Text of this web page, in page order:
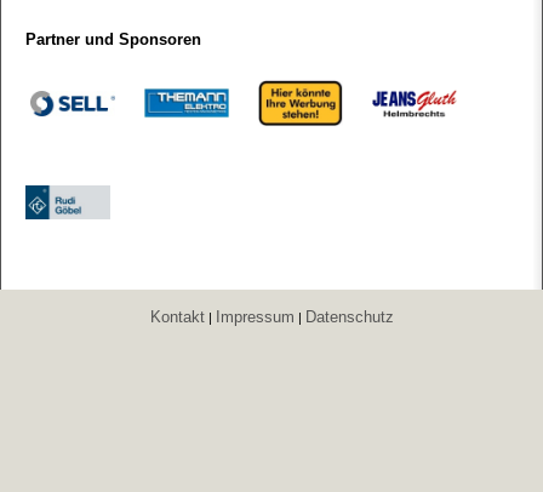
Partner und Sponsoren
Kontakt| Impressum | Datenschutz